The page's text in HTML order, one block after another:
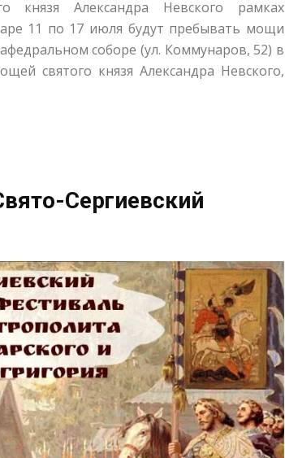
князя Александра Невского рамках
11 по 17 июля будут пребывать мощи
соборе (ул. Коммунаров, 52) в
святого князя Александра Невского,
Сергиевский